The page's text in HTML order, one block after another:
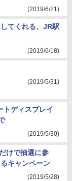
(2019/6/21)
てくれる、JR駅
(2019/6/18)
(2019/5/31)
トディスプレイ
(2019/5/30)
けで抽選に参
キャンペーン
(2019/5/28)